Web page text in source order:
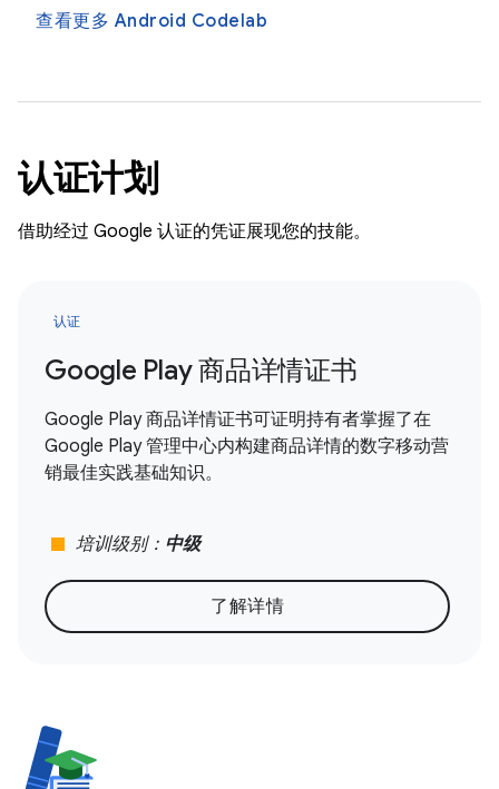
查看更多 Android Codelab
认证计划
借助经过 Google 认证的凭证展现您的技能。
认证
Google Play 商品详情证书
Google Play 商品详情证书可证明持有者掌握了在
Google Play 管理中心内构建商品详情的数字移动营
销最佳实践基础知识。
stop 培训级别： 中级
了解详情